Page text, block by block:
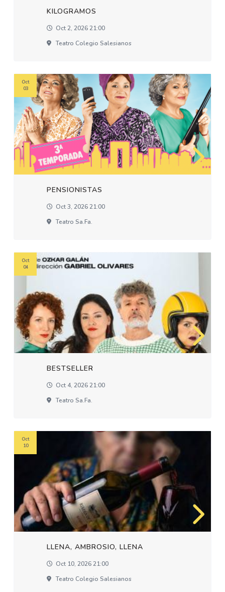
KILOGRAMOS
Oct 2, 2026 21:00
Teatro Colegio Salesianos
PENSIONISTAS
Oct 3, 2026 21:00
Teatro Sa.fa.
Oct
03
BESTSELLER
Oct 4, 2026 21:00
Teatro Sa.fa.
Oct
04
LLENA, AMBROSIO, LLENA
Oct 10, 2026 21:00
Teatro Colegio Salesianos
Oct
10